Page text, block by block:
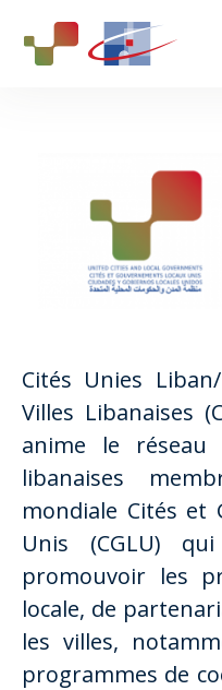
Cités Unies
Villes Libanaises
anime le réseau
libanaises
mondiale Cités et
Unis (CGLU)
promouvoir les
locale, de
les villes,
programmes de